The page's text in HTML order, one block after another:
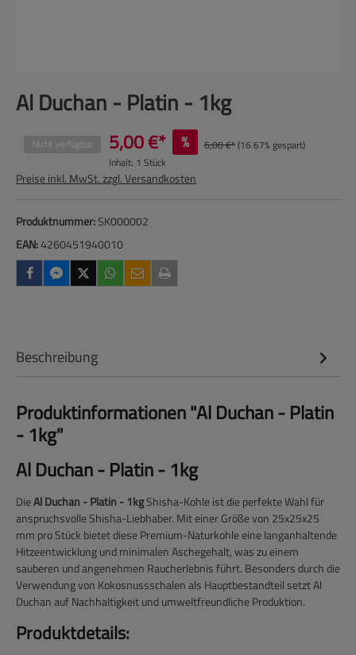
Al Duchan - Platin - 1kg
Nicht verfügbar 5,00 €* % 6,00 €*(16.67% gespart)
Inhalt: 1 Stück
Preise inkl. MwSt. zzgl. Versandkosten
Produktnummer:SK000002
EAN:4260451940010
Beschreibung
Produktinformationen "Al Duchan - Platin
- 1kg"
Al Duchan - Platin - 1kg
DieAl Duchan - Platin - 1kgShisha-Kohle ist die perfekte Wahl für
anspruchsvolle Shisha-Liebhaber. Mit einer Größe von 25x25x25
mm pro Stück bietet diese Premium-Naturkohle eine langanhaltende
Hitzeentwicklung und minimalen Aschegehalt, was zu einem
sauberen und angenehmen Raucherlebnis führt. Besonders durch die
Verwendung von Kokosnussschalen als Hauptbestandteil setzt Al
Duchan auf Nachhaltigkeit und umweltfreundliche Produktion.
Produktdetails: